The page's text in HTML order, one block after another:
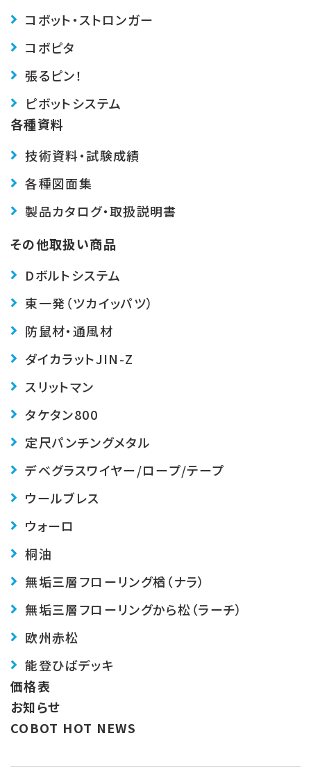
コボット・ストロンガー
コボピタ
張るピン！
ピボットシステム
各種資料
技術資料・試験成績
各種図面集
製品カタログ・取扱説明書
その他取扱い商品
Dボルトシステム
束一発（ツカイッパツ）
防鼠材・通風材
ダイカラットJIN-Z
スリットマン
タケタン800
定尺パンチングメタル
デベグラスワイヤー/ロープ/テープ
ウールブレス
ウォーロ
桐油
無垢三層フローリング楢（ナラ）
無垢三層フローリングから松（ラーチ）
欧州赤松
能登ひばデッキ
価格表
お知らせ
COBOT HOT NEWS